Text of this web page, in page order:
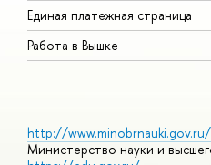
Единая платежная страница
Работа в Вышке
http://www.minobrnauki.gov.ru/
Министерство науки и